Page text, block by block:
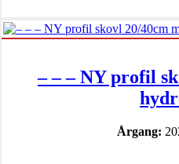
– – – NY profil
Årgang: